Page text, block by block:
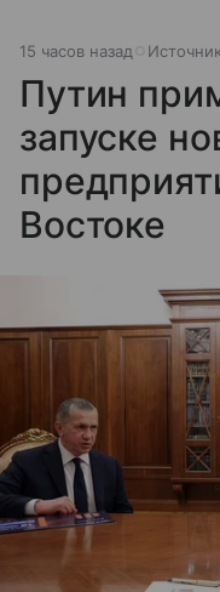
15 часов назад
Путин
запуске
Востоке